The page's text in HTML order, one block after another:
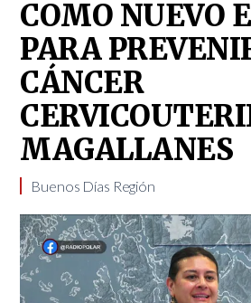
COMO NUEVO
PARA
CÁNCER
MAGALLANES
​Buenos Días Región